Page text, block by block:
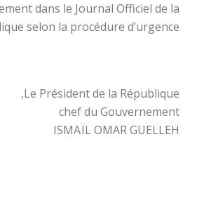
dans le Journal Officiel de la
selon la procédure d’urgence.
Le Président de la République,
chef du Gouvernement
ISMAÏL OMAR GUELLEH